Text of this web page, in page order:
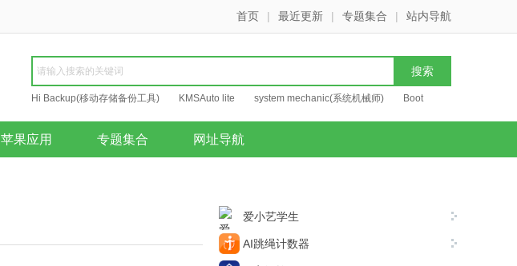
首页 | 最近更新 | 专题集合 | 站内导航
Hi Backup(移动存储备份工具) KMSAuto lite system mechanic(系统机械师) Boot
Repair
苹果应用 专题集合 网址导航
爱小艺学生
AI跳绳计数器